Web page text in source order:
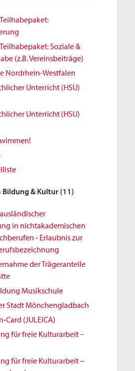
Soziale &
(z.B. Vereinsbeiträge)
Nordrhein-Westfalen
Unterricht (HSU)
Unterricht (HSU)
Bildung & Kultur (11)
in nichtakademischen
- Erlaubnis zur
der Trägeranteile
Musikschule
Stadt Mönchengladbach
(JULEICA)
für freie Kulturarbeit –
für freie Kulturarbeit –